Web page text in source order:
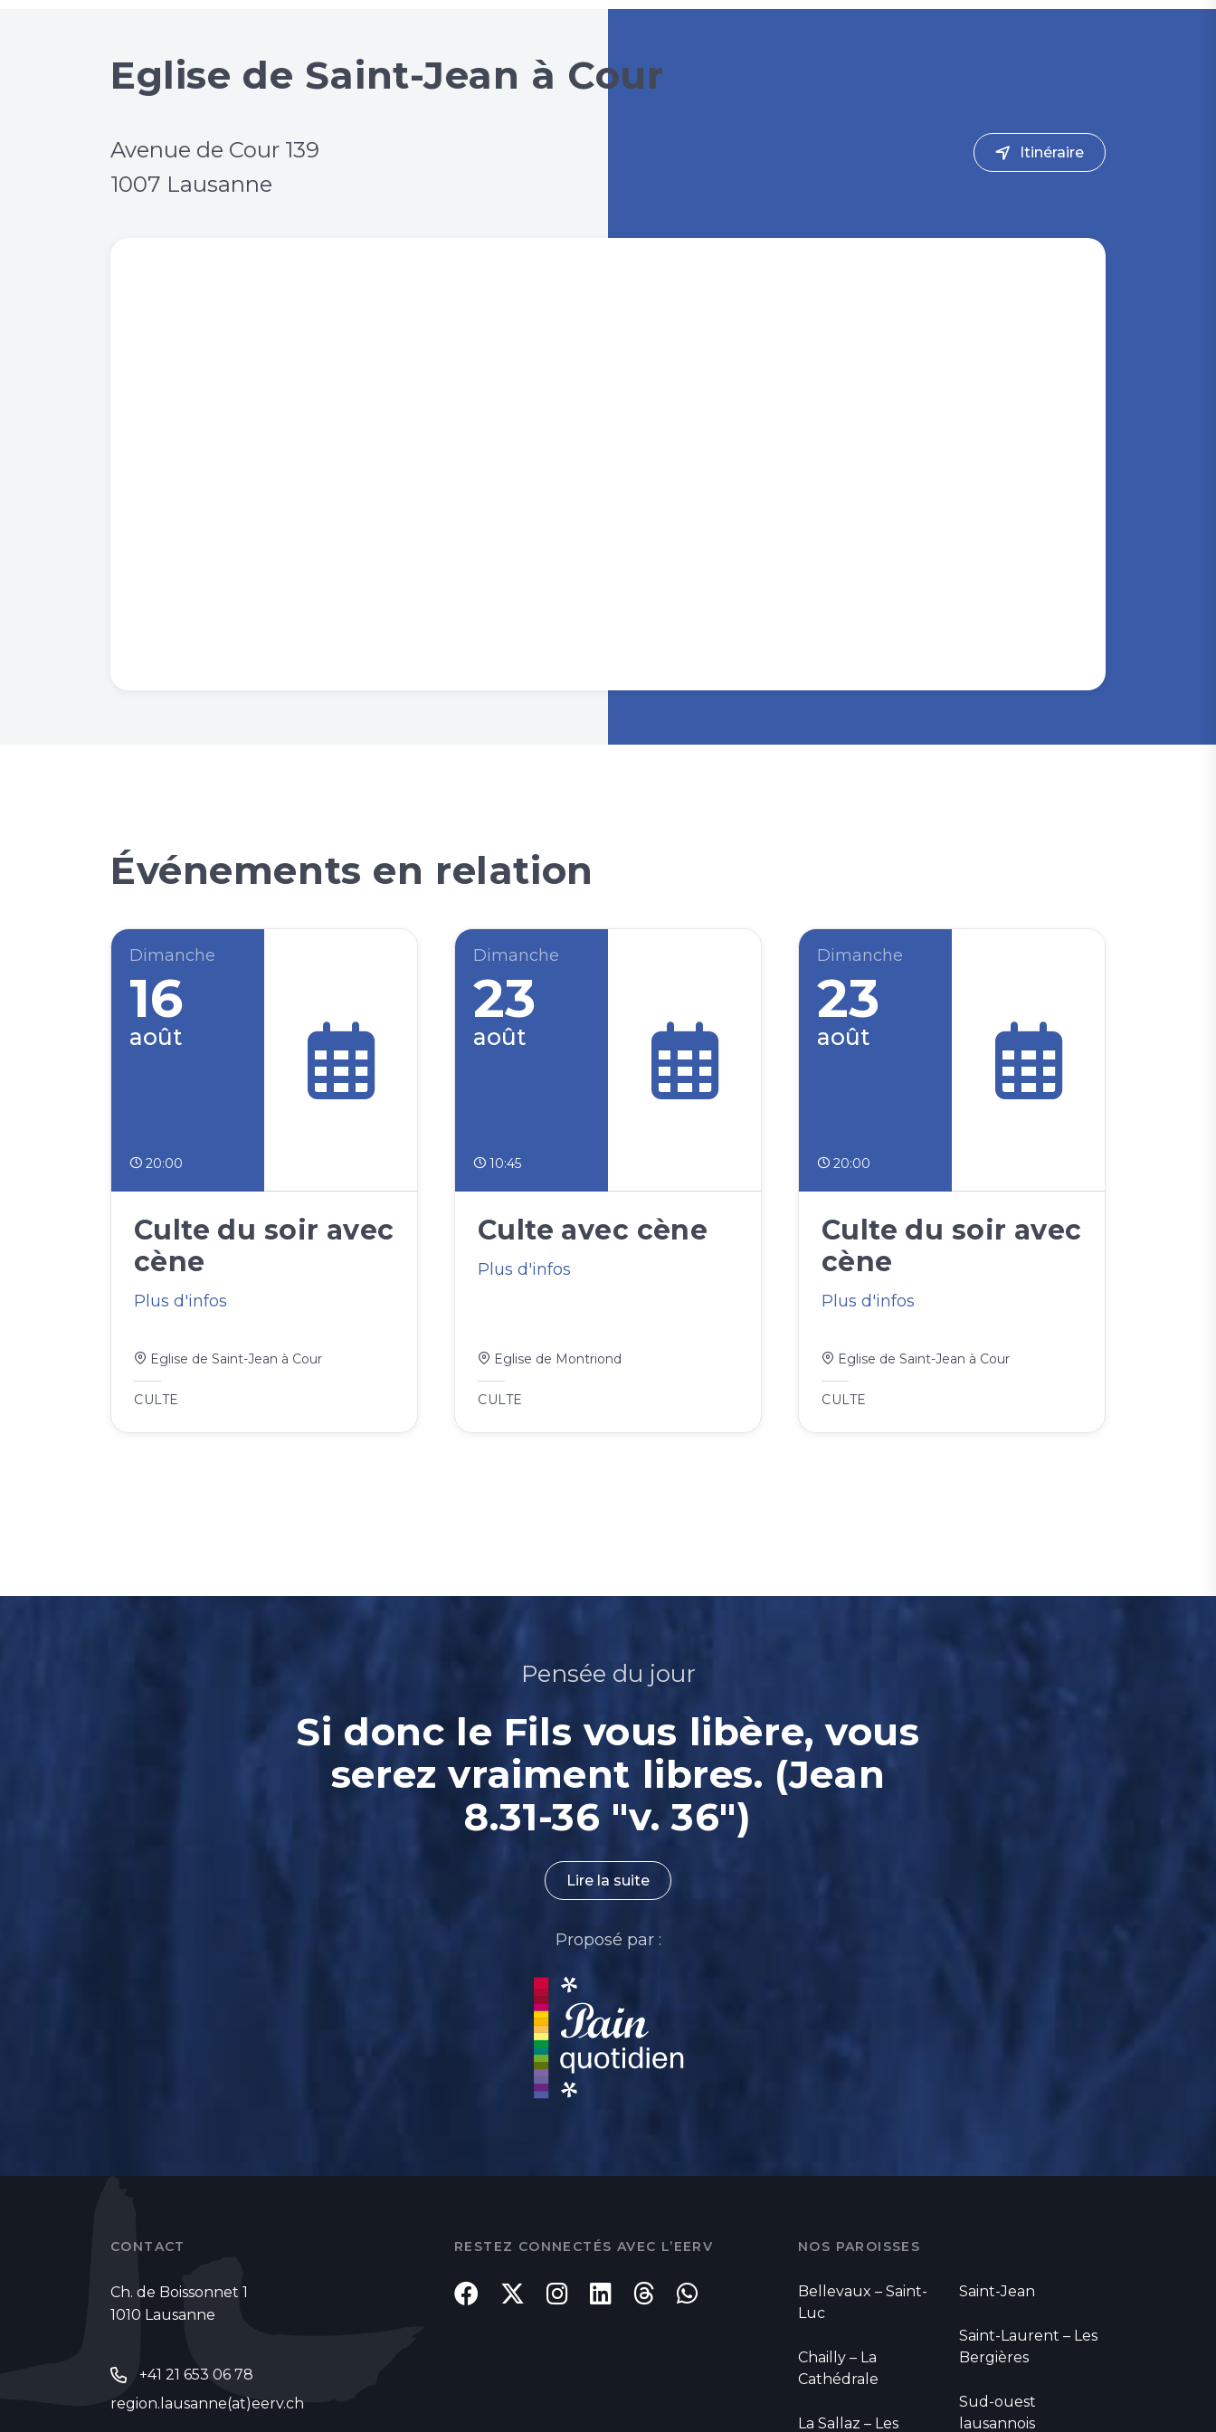
Eglise de Saint-Jean à Cour
Avenue de Cour 139
1007 Lausanne
Itinéraire
Événements en relation
Dimanche
16
août
20:00
Culte du soir avec
cène
Plus d'infos
Eglise de Saint-Jean à Cour
CULTE
Dimanche
23
août
10:45
Culte avec cène
Plus d'infos
Eglise de Montriond
CULTE
Dimanche
23
août
20:00
Culte du soir avec
cène
Plus d'infos
Eglise de Saint-Jean à Cour
CULTE
Pensée du jour
Si donc le Fils vous libère, vous
serez vraiment libres. (Jean
8.31-36 "v. 36")
Lire la suite
Proposé par :
CONTACT
Ch. de Boissonnet 1
1010 Lausanne
+41 21 653 06 78
region.lausanne(at)eerv.ch
RESTEZ CONNECTÉS AVEC L’EERV NOS PAROISSES
Bellevaux – Saint-
Luc
Chailly – La
Cathédrale
La Sallaz – Les
Saint-Jean
Saint-Laurent – Les
Bergières
Sud-ouest
lausannois